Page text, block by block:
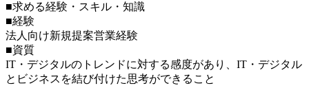
■求める経験・スキル・知識
■経験
法人向け新規提案営業経験
■資質
IT・デジタルのトレンドに対する感度があり、IT・デジタル
とビジネスを結び付けた思考ができること